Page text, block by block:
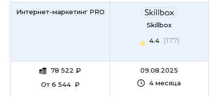
Интернет-маркетинг PRO
78 522 ₽
От 6 544 ₽
Skillbox
4.4
(177)
09.08.2025
4 месяца